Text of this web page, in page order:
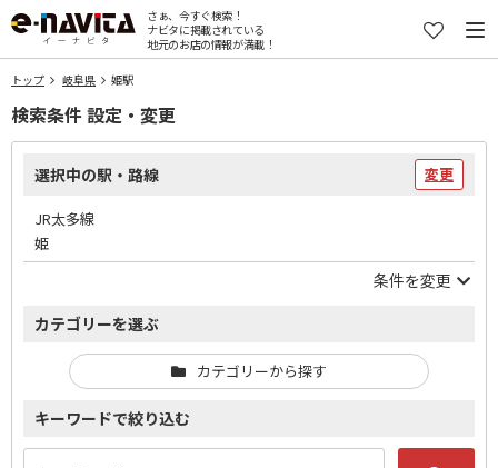
さぁ、今すぐ検索！
ナビタに掲載されている
地元のお店の情報が満載！
トップ 岐阜県 姫駅
検索条件 設定・変更
選択中の駅・路線 変更
JR太多線
姫
条件を変更
カテゴリーを選ぶ
カテゴリーから探す
キーワードで絞り込む